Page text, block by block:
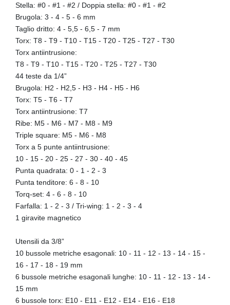
Stella: #0 - #1 - #2 / Doppia stella: #0 - #1 - #2
Brugola: 3 - 4 - 5 - 6 mm
Taglio dritto: 4 - 5,5 - 6,5 - 7 mm
Torx: T8 - T9 - T10 - T15 - T20 - T25 - T27 - T30
Torx antiintrusione:
T8 - T9 - T10 - T15 - T20 - T25 - T27 - T30
44 teste da 1/4”
Brugola: H2 - H2,5 - H3 - H4 - H5 - H6
Torx: T5 - T6 - T7
Torx antiintrusione: T7
Ribe: M5 - M6 - M7 - M8 - M9
Triple square: M5 - M6 - M8
Torx a 5 punte antiintrusione:
10 - 15 - 20 - 25 - 27 - 30 - 40 - 45
Punta quadrata: 0 - 1 - 2 - 3
Punta tenditore: 6 - 8 - 10
Torq-set: 4 - 6 - 8 - 10
Farfalla: 1 - 2 - 3 / Tri-wing: 1 - 2 - 3 - 4
1 giravite magnetico
Utensili da 3/8”
10 bussole metriche esagonali: 10 - 11 - 12 - 13 - 14 - 15 -
16 - 17 - 18 - 19 mm
6 bussole metriche esagonali lunghe: 10 - 11 - 12 - 13 - 14 -
15 mm
6 bussole torx: E10 - E11 - E12 - E14 - E16 - E18